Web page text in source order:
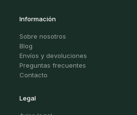
Información
Sobre nosotros
Blog
Envíos y devoluciones
Preguntas frecuentes
Contacto
Legal